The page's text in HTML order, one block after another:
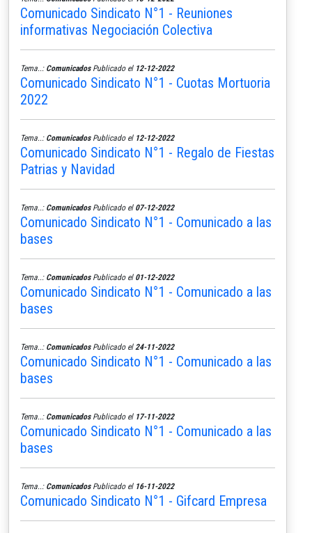
Comunicado Sindicato N°1 - Reuniones
informativas Negociación Colectiva
Tema..: ComunicadosPublicado el 12-12-2022
Comunicado Sindicato N°1 - Cuotas Mortuoria
2022
Tema..: ComunicadosPublicado el 12-12-2022
Comunicado Sindicato N°1 - Regalo de Fiestas
Patrias y Navidad
Tema..: ComunicadosPublicado el 07-12-2022
Comunicado Sindicato N°1 - Comunicado a las
bases
Tema..: ComunicadosPublicado el 01-12-2022
Comunicado Sindicato N°1 - Comunicado a las
bases
Tema..: ComunicadosPublicado el 24-11-2022
Comunicado Sindicato N°1 - Comunicado a las
bases
Tema..: ComunicadosPublicado el 17-11-2022
Comunicado Sindicato N°1 - Comunicado a las
bases
Tema..: ComunicadosPublicado el 16-11-2022
Comunicado Sindicato N°1 - Gifcard Empresa